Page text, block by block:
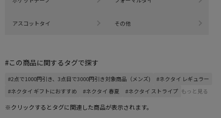
アスコットタイ その他
#この商品に関するタグで探す
#2点で1000円引き、3点目で3000円引き対象商品（メンズ)
#ネクタイ レギュラー
#ネクタイ ギフトにおすすめ
#ネクタイ 春夏 #ネクタイ ストライプ もっと見る
※クリックするとタグに関連した商品が表示されます。